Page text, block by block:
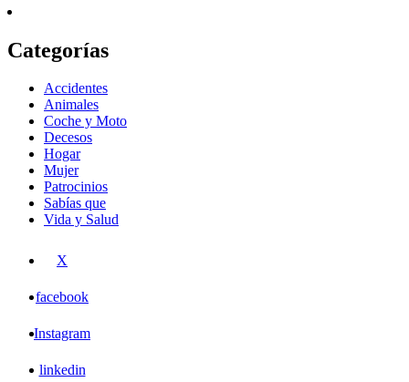
Categorías
Accidentes
Animales
Coche y Moto
Decesos
Hogar
Mujer
Patrocinios
Sabías que
Vida y Salud
X
facebook
Instagram
linkedin